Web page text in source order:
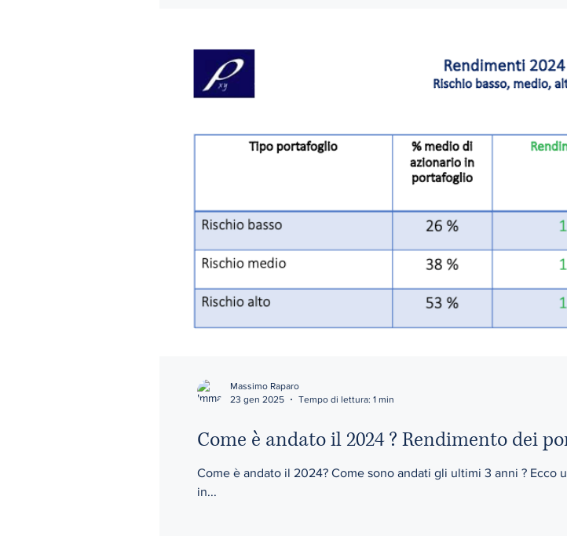
Come è andato il 2024 ? Rendimento dei
Come è andato il 2024? Come sono andati gli ultimi 3 anni ? Ecco
in...
Massimo Raparo
23 gen 2025
Tempo di lettura: 1 min